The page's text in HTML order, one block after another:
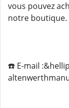
vous pouvez
notre boutique.
☎️ E-mail